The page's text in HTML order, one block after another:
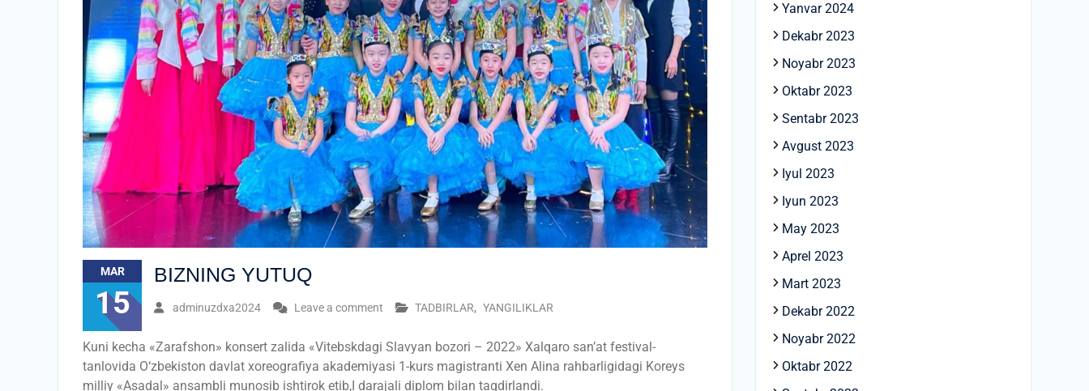
MAR
15
BIZNING YUTUQ
adminuzdxa2024 Leave a comment TADBIRLAR, YANGILIKLAR
Kuni kecha «Zarafshon» konsert zalida «Vitebskdagi Slavyan bozori – 2022» Xalqaro san’at festival-
tanlovida О‘zbekiston davlat xoreografiya akademiyasi 1-kurs magistranti Xen Alina rahbarligidagi Koreys
milliy «Asadal» ansambli munosib ishtirok etib,I darajali diplom bilan taqdirlandi.
Yanvar 2024
Dekabr 2023
Noyabr 2023
Oktabr 2023
Sentabr 2023
Avgust 2023
Iyul 2023
Iyun 2023
May 2023
Aprel 2023
Mart 2023
Dekabr 2022
Noyabr 2022
Oktabr 2022